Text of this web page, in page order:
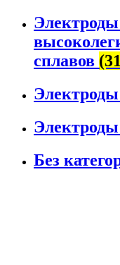
сплавов
Электроды
Без